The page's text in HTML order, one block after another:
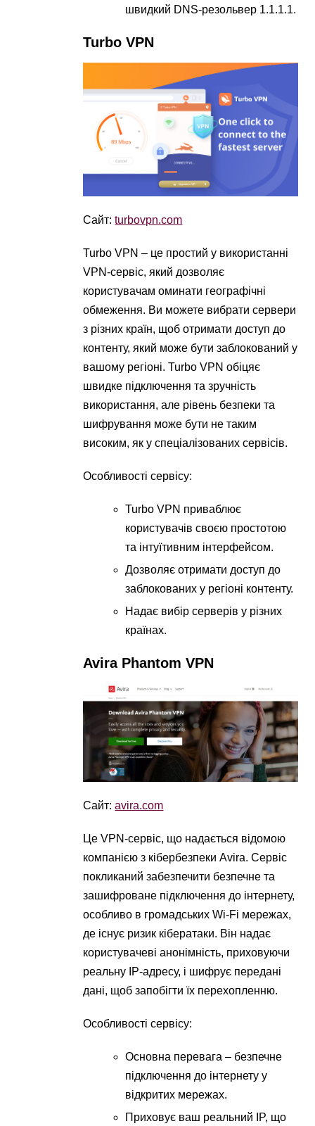
швидкий DNS-резольвер 1.1.1.1.
Turbo VPN
Сайт:turbovpn.com
Turbo VPN – це простий у використанні
VPN-сервіс, який дозволяє
користувачам оминати географічні
обмеження. Ви можете вибрати сервери
з різних країн, щоб отримати доступ до
контенту, який може бути заблокований у
вашому регіоні. Turbo VPN обіцяє
швидке підключення та зручність
використання, але рівень безпеки та
шифрування може бути не таким
високим, як у спеціалізованих сервісів.
Особливості сервісу:
Turbo VPN приваблює
користувачів своєю простотою
та інтуїтивним інтерфейсом.
Дозволяє отримати доступ до
заблокованих у регіоні контенту.
Надає вибір серверів у різних
країнах.
Avira Phantom VPN
Сайт:avira.com
Це VPN-сервіс, що надається відомою
компанією з кібербезпеки Avira. Сервіс
покликаний забезпечити безпечне та
зашифроване підключення до інтернету,
особливо в громадських Wi-Fi мережах,
де існує ризик кібератаки. Він надає
користувачеві анонімність, приховуючи
реальну IP-адресу, і шифрує передані
дані, щоб запобігти їх перехопленню.
Особливості сервісу:
Основна перевага – безпечне
підключення до інтернету у
відкритих мережах.
Приховує ваш реальний IP, що